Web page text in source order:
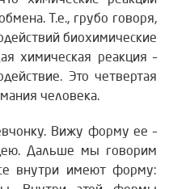
Т.е., грубо говоря,
биохимические
химическая реакция –
Это четвертая
человека.
Вижу форму ее –
Дальше мы говорим
внутри имеют форму: